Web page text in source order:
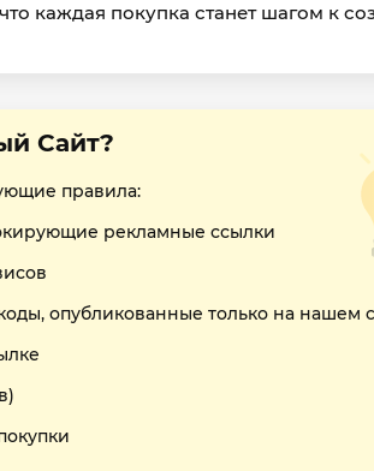
каждая покупка станет шагом к
Сайт?
правила:
рекламные ссылки
опубликованные только на нашем